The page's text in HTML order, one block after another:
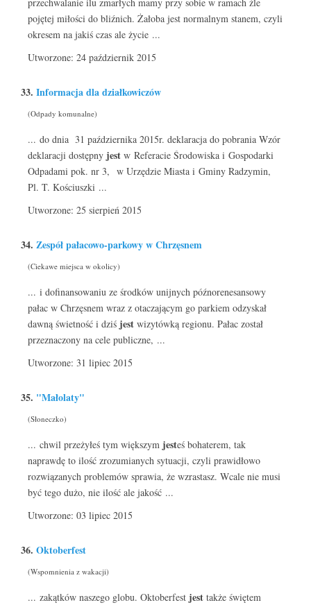
pojętej miłości do bliźnich. Żałoba jest normalnym stanem, czyli
okresem na jakiś czas ale życie ...
Utworzone: 24 październik 2015
33. Informacja dla działkowiczów
(Odpady komunalne)
... do dnia 31 października 2015r. deklaracja do pobrania Wzór
deklaracji dostępny jest w Referacie Środowiska i Gospodarki
Odpadami pok. nr 3, w Urzędzie Miasta i Gminy Radzymin,
Pl. T. Kościuszki ...
Utworzone: 25 sierpień 2015
34. Zespół pałacowo-parkowy w Chrzęsnem
(Ciekawe miejsca w okolicy)
... i dofinansowaniu ze środków unijnych późnorenesansowy
pałac w Chrzęsnem wraz z otaczającym go parkiem odzyskał
dawną świetność i dziś jest wizytówką regionu. Pałac został
przeznaczony na cele publiczne, ...
Utworzone: 31 lipiec 2015
35. "Małolaty"
(Słoneczko)
... chwil przeżyłeś tym większym jesteś bohaterem, tak
naprawdę to ilość zrozumianych sytuacji, czyli prawidłowo
rozwiązanych problemów sprawia, że wzrastasz. Wcale nie musi
być tego dużo, nie ilość ale jakość ...
Utworzone: 03 lipiec 2015
36. Oktoberfest
(Wspomnienia z wakacji)
... zakątków naszego globu. Oktoberfest jest także świętem